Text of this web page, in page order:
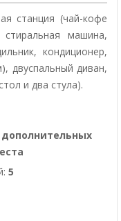
станция (чай-кофе
машина,
кондиционер,
двуспальный диван,
и два стула).
дополнительных
5